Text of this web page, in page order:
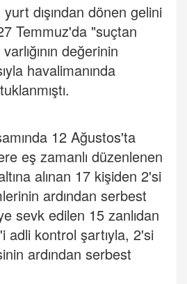
dışından dönen gelini
Temmuz'da "suçtan
değerinin
havalimanında
12 Ağustos'ta
eş zamanlı düzenlenen
alınan 17 kişiden 2'si
ardından serbest
sevk edilen 15 zanlıdan
adli kontrol şartıyla, 2'si
ardından serbest